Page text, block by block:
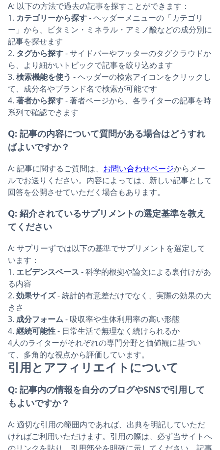
A: 以下の方法で過去の記事を探すことができます：
1. カテゴリーから探す- ヘッダーメニューの「カテゴリ
ー」から、ビタミン・ミネラル・アミノ酸などの成分別に
記事を探せます
2. タグから探す- サイドバーやフッターのタグクラウドか
ら、より細かいトピックで記事を絞り込めます
3. 検索機能を使う - ヘッダーの検索アイコンをクリックし
て、成分名やブランド名で検索が可能です
4. 著者から探す- 著者ページから、各ライターの記事を時
系列で確認できます
Q: 記事の内容について質問がある場合はどうすれ
ばよいですか？
A: 記事に関するご質問は、 お問い合わせページからメー
ルでお送りください。内容によっては、新しい記事として
回答を公開させていただく場合もあります。
Q: 紹介されているサプリメントの選定基準を教え
てください
A: サプリーずでは以下の基準でサプリメントを選定して
います：
1. エビデンスベース - 科学的根拠や論文による裏付けがあ
る内容
2. 効果サイズ- 統計的有意差だけでなく、実際の効果の大
きさ
3. 成分フォーム- 吸収率や生体利用率の高い形態
4. 継続可能性- 日常生活で無理なく続けられるか
4人のライターがそれぞれの専門分野と価値観に基づい
て、多角的な視点から評価しています。
引用とアフィリエイトについて
Q: 記事内の情報を自分のブログやSNSで引用して
もよいですか？
A: 適切な引用の範囲内であれば、出典を明記していただ
ければご利用いただけます。引用の際は、必ず当サイトへ